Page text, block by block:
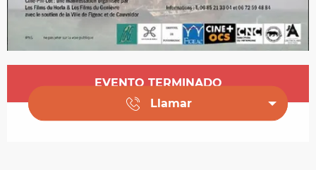
Horarios y datos de contacto
EVENTO TERMINADO
Llamar